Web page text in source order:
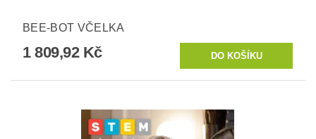
BEE-BOT VČELKA
1 809,92 Kč